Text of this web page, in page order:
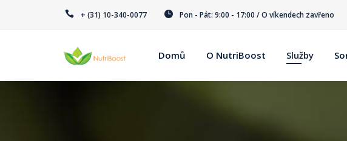
+ (31) 10-340-0077 Pon - Pát: 9:00 - 17:00 / O víkendech zavřeno
Domů O NutriBoost Služby